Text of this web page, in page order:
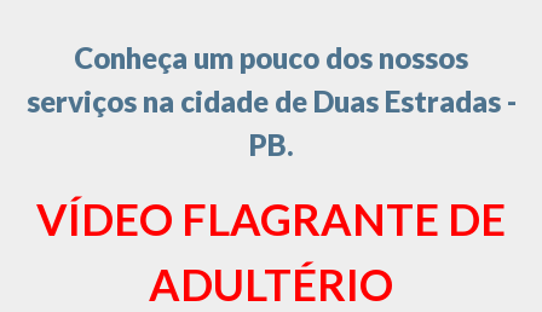
Conheça um pouco dos nossos
serviços na cidade de Duas Estradas -
PB.
VÍDEO FLAGRANTE DE
ADULTÉRIO